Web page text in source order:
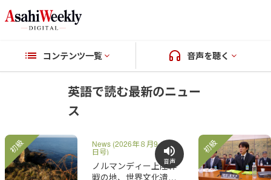
コンテンツ一覧 音声を聴く
英語で読む最新のニュー
ス
音声
初級 News (2026年８月9-16
日号)
ノルマンディー上陸作
戦の地、世界文化遺産
初級